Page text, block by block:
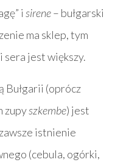
i sirene– bułgarski
ma sklep, tym
jest większy.
Bułgarii (oprócz
zupyszkembe) jest
istnienie
(cebula, ogórki,